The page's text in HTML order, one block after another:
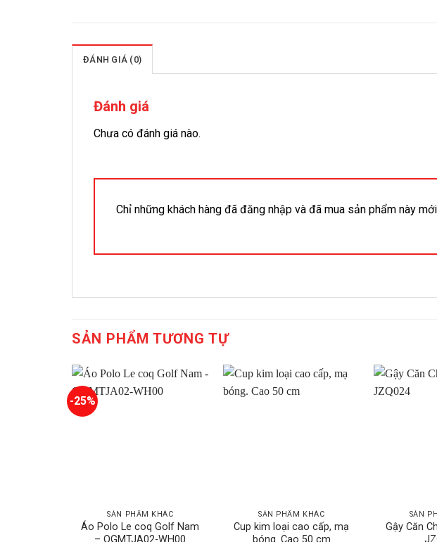
ĐÁNH GIÁ (0)
Đánh giá
Chưa có đánh giá nào.
Chỉ những khách hàng đã đăng nhập và đã mua sản phẩm này
SẢN PHẨM TƯƠNG TỰ
-25%
SẢN PHẨM KHÁC
Áo Polo Le coq Golf Nam
– QGMTJA02-WH00
SẢN PHẨM KHÁC
Cup kim loại cao cấp, mạ
bóng. Cao 50 cm
SẢN
Gậy Căn